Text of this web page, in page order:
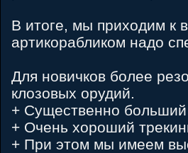
В итоге, мы приходим к
артикорабликом надо
Для новичков более
клозовых орудий.
+ Существенно
+ Очень хороший
+ При этом мы имеем